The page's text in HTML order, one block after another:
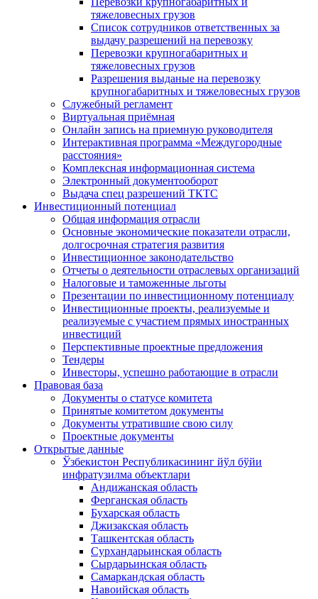
тяжеловесных грузов
Список сотрудников ответственных за
выдачу разрешений на перевозку
Перевозки крупногабаритных и
тяжеловесных грузов
Разрешения выданые на перевозку
крупногабаритных и тяжеловесных грузов
Служебный регламент
Виртуальная приёмная
Онлайн запись на приемную руководителя
Интерактивная программа «Междугородные
расстояния»
Комплексная информационная система
Электронный документооборот
Выдача спец разрешений ТКТС
Инвестиционный потенциал
Общая информация отрасли
Основные экономические показатели отрасли,
долгосрочная стратегия развития
Инвестиционное законодательство
Отчеты о деятельности отраслевых организаций
Налоговые и таможенные льготы
Презентации по инвестиционному потенциалу
Инвестиционные проекты, реализуемые и
реализуемые с участием прямых иностранных
инвестиций
Перспективные проектные предложения
Тендеры
Инвесторы, успешно работающие в отрасли
Правовая база
Документы о статусе комитета
Принятые комитетом документы
Документы утратившие свою силу
Проектные документы
Открытые данные
Ўзбекистон Республикасининг йўл бўйи
инфратузилма объектлари
Андижанская область
Ферганская область
Бухарская область
Джизакская область
Ташкентская область
Сурхандарьинская область
Сырдарьинская область
Самаркандская область
Навоийская область